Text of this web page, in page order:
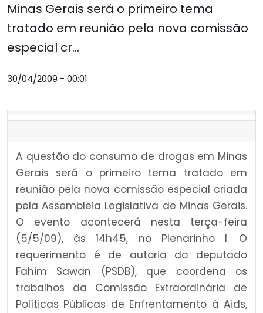
Minas Gerais será o primeiro tema
tratado em reunião pela nova comissão
especial cr...
30/04/2009 - 00:01
A questão do consumo de drogas em Minas
Gerais será o primeiro tema tratado em
reunião pela nova comissão especial criada
pela Assembleia Legislativa de Minas Gerais.
O evento acontecerá nesta terça-feira
(5/5/09), às 14h45, no Plenarinho I. O
requerimento é de autoria do deputado
Fahim Sawan (PSDB), que coordena os
trabalhos da Comissão Extraordinária de
Políticas Públicas de Enfrentamento à Aids,